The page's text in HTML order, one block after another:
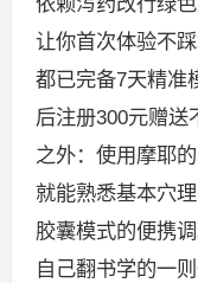
让你首次体验不
都已完备7天精准
后注册300元赠送
之外：使用摩耶
就能熟悉基本穴
胶囊模式的便携
自己翻书学的一